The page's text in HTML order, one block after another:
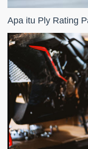
Apa itu Ply Rating